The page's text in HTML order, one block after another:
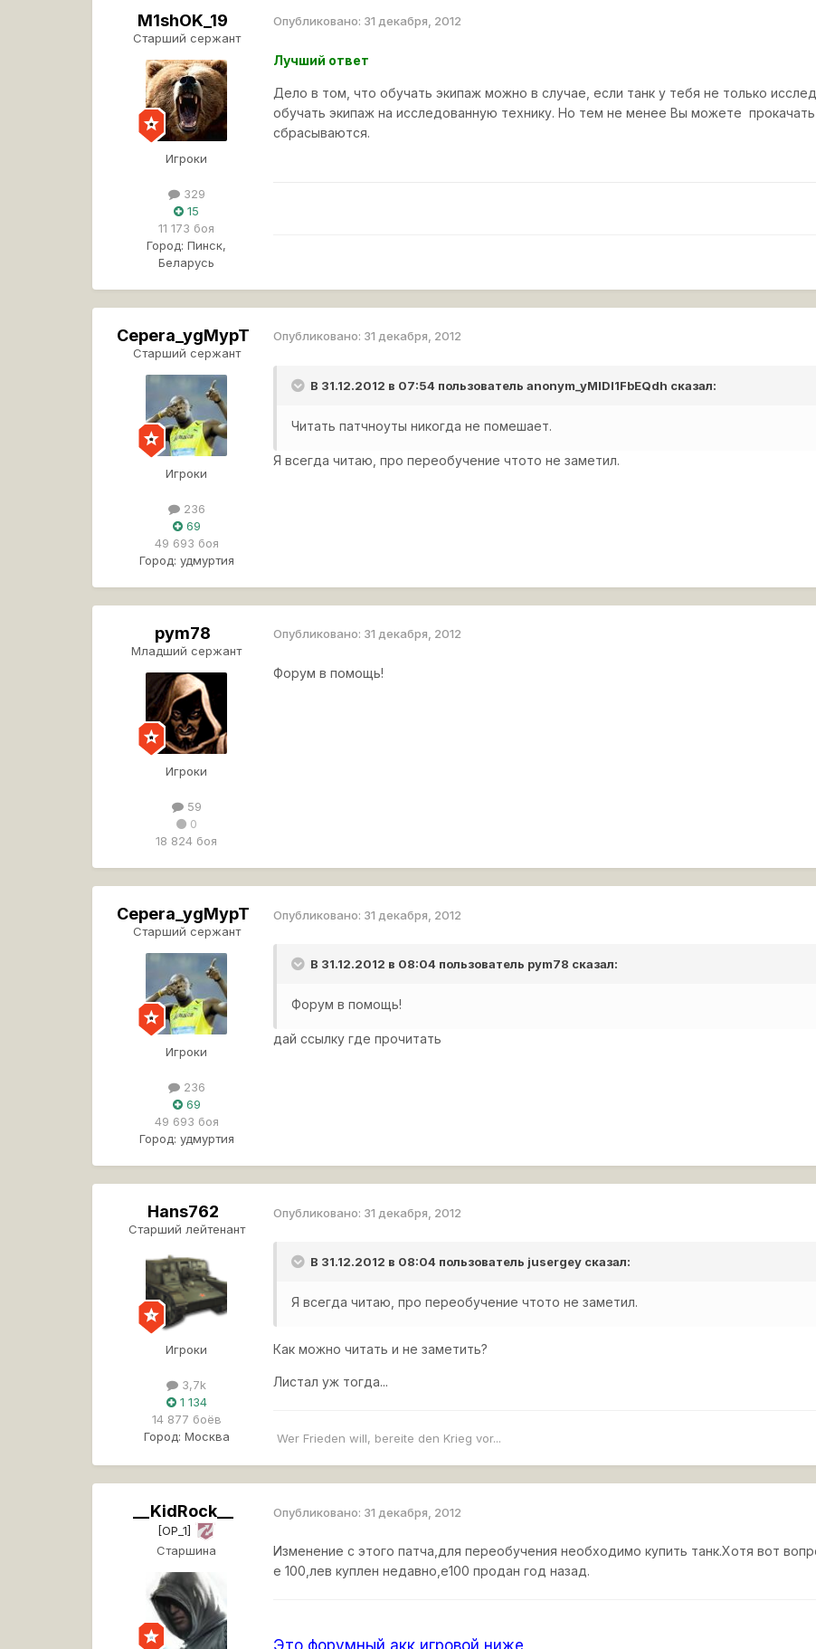
M1shOK_19
Старший сержант
Игроки
329
15
11 173 боя
Город: Пинск,
Беларусь
Опубликовано: 31 декабря, 2012
Лучший ответ
Дело в том, что обучать экипаж можно в случае, если танк у тебя не только
обучать экипаж на исследованную технику. Но тем не менее Вы можете
сбрасываются.
Cepera_ygMypT
Старший сержант
Игроки
236
69
49 693 боя
Город: удмуртия
Опубликовано: 31 декабря, 2012
В 31.12.2012 в 07:54 пользовательanonym_yMIDl1FbEQdh сказал:
Читать патчноуты никогда не помешает.
Я всегда читаю, про переобучение чтото не заметил.
pym78
Младший сержант
Игроки
59
0
18 824 боя
Опубликовано: 31 декабря, 2012
Форум в помощь!
Cepera_ygMypT
Старший сержант
Игроки
236
69
49 693 боя
Город: удмуртия
Опубликовано: 31 декабря, 2012
В 31.12.2012 в 08:04 пользователь pym78 сказал:
Форум в помощь!
дай ссылку где прочитать
Hans762
Старший лейтенант
Игроки
3,7k
1 134
14 877 боёв
Город: Москва
Опубликовано: 31 декабря, 2012
В 31.12.2012 в 08:04 пользователь jusergey сказал:
Я всегда читаю, про переобучение чтото не заметил.
Как можно читать и не заметить?
Листал уж тогда...
Wer Frieden will, bereite den Krieg vor...
__KidRock__
[OP_1]
Старшина
Опубликовано: 31 декабря, 2012
Изменение с этого патча,для переобучения необходимо купить танк.Хотя вот
е 100,лев куплен недавно,е100 продан год назад.